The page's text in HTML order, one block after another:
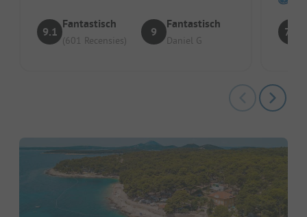
9.1
Fantastisch
(601 Recensies)
9
Fantastisch
Daniel G
7.8